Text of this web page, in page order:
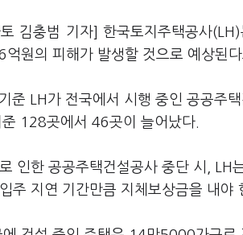
김충범 기자] 한국토지주택공사
억원의 피해가 발생할 것으로 예상된
준 LH가 전국에서 시행 중인 공공주
128곳에서 46곳이 늘어났다.
인한 공공주택건설공사 중단 시, LH
주 지연 기간만큼 지체보상금을 내야